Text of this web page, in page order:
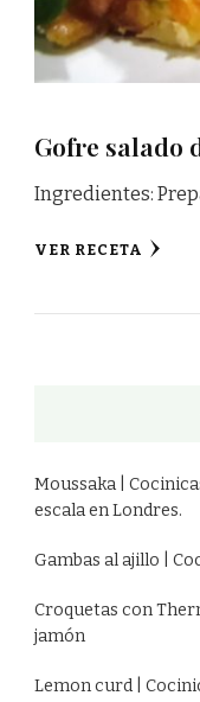
Gofre salado
Ingredientes:
VER RECETA
Moussaka |
escala en Londres.
Gambas al ajillo |
Croquetas con
jamón
Lemon curd |